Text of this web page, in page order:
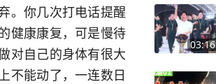
。你几次打电话提醒
健康康复，可是慢待
对自己的身体有很大
不能动了，一连数日
03:16